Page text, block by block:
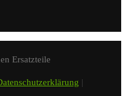
Ersatzteile
|